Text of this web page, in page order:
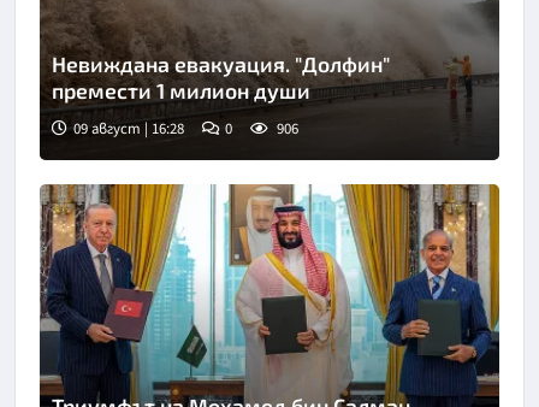
Невиждана евакуация. "Долфин"
премести 1 милион души
09 август | 16:28 0 906